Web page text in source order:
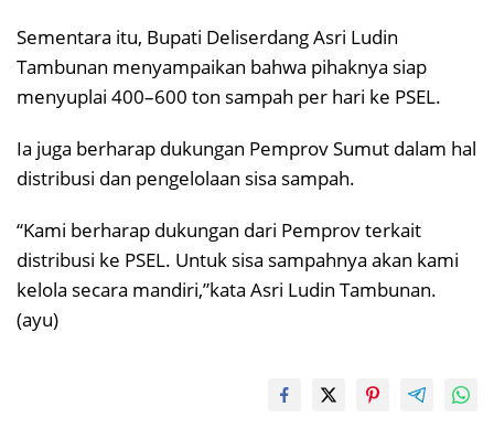
Sementara itu, Bupati Deliserdang Asri Ludin
Tambunan menyampaikan bahwa pihaknya siap
menyuplai 400–600 ton sampah per hari ke PSEL.
Ia juga berharap dukungan Pemprov Sumut dalam hal
distribusi dan pengelolaan sisa sampah.
“Kami berharap dukungan dari Pemprov terkait
distribusi ke PSEL. Untuk sisa sampahnya akan kami
kelola secara mandiri,”kata Asri Ludin Tambunan.
(ayu)